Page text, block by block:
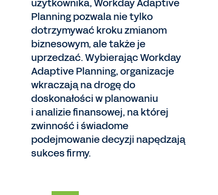
użytkownika, Workday Adaptive
Planning pozwala nie tylko
dotrzymywać kroku zmianom
biznesowym, ale także je
uprzedzać. Wybierając Workday
Adaptive Planning, organizacje
wkraczają na drogę do
doskonałości w planowaniu
i analizie finansowej, na której
zwinność i świadome
podejmowanie decyzji napędzają
sukces firmy.